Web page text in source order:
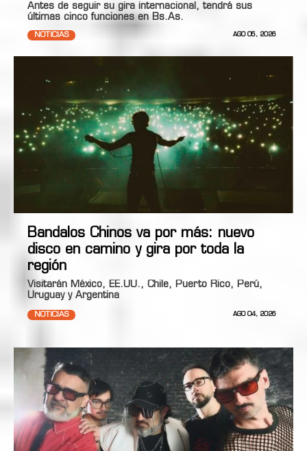
Antes de seguir su gira internacional, tendrá sus
últimas cinco funciones en Bs.As.
NOTICIAS AGO 05, 2026
Bandalos Chinos va por más: nuevo
disco en camino y gira por toda la
región
Visitarán México, EE.UU., Chile, Puerto Rico, Perú,
Uruguay y Argentina
NOTICIAS AGO 04, 2026